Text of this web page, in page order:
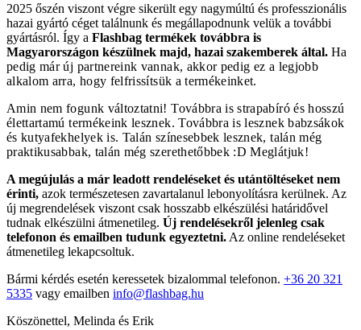
2025 őszén viszont végre sikerült egy nagymúltú és professzionális
hazai gyártó céget találnunk és megállapodnunk velük a további
gyártásról. Így a Flashbag termékek továbbra is
Magyarországon készülnek majd, hazai szakemberek által. Ha
pedig már új partnereink vannak, akkor pedig ez a legjobb
alkalom arra, hogy felfrissítsük a termékeinket.
Amin nem fogunk változtatni! Továbbra is strapabíró és hosszú
élettartamú termékeink lesznek. Továbbra is lesznek babzsákok
és kutyafekhelyek is. Talán színesebbek lesznek, talán még
praktikusabbak, talán még szerethetőbbek :D Meglátjuk!
A megújulás a már leadott rendeléseket és utántöltéseket nem
érinti, azok természetesen zavartalanul lebonyolításra kerülnek. Az
új megrendelések viszont csak hosszabb elkészülési határidővel
tudnak elkészülni átmenetileg. Új rendelésekről jelenleg csak
telefonon és emailben tudunk egyeztetni. Az online rendeléseket
átmenetileg lekapcsoltuk.
Bármi kérdés esetén keressetek bizalommal telefonon. +36 20 321
5335 vagy emailben info@flashbag.hu
Köszönettel, Melinda és Erik